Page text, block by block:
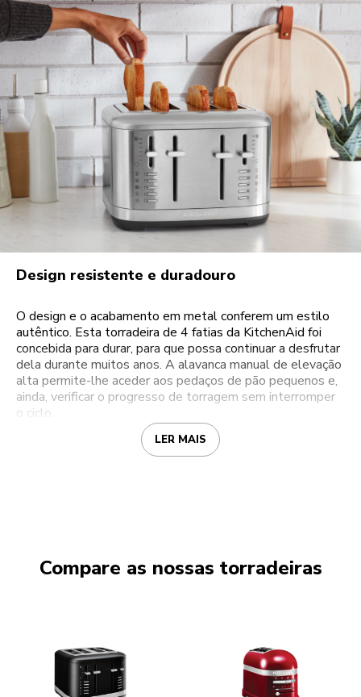
Design resistente e duradouro
O design e o acabamento em metal conferem um estilo
autêntico. Esta torradeira de 4 fatias da KitchenAid foi
concebida para durar, para que possa continuar a desfrutar
dela durante muitos anos. A alavanca manual de elevação
alta permite-lhe aceder aos pedaços de pão pequenos e,
ainda, verificar o progresso de torragem sem interromper
o ciclo.
LER MAIS
Compare as nossas torradeiras